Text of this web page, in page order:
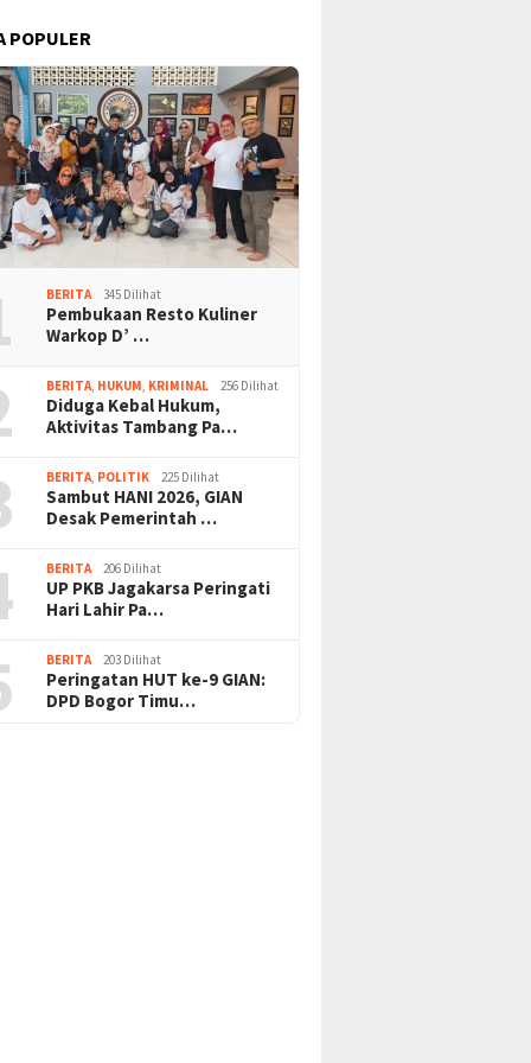
POPULER
BERITA 345 Dilihat
Pembukaan Resto Kuliner
Warkop D’ …
BERITA, HUKUM, KRIMINAL 256 Dilihat
Diduga Kebal Hukum,
Aktivitas Tambang Pa…
BERITA, POLITIK 225 Dilihat
Sambut HANI 2026, GIAN
Desak Pemerintah …
BERITA 206 Dilihat
UP PKB Jagakarsa Peringati
Hari Lahir Pa…
BERITA 203 Dilihat
Peringatan HUT ke-9 GIAN:
DPD Bogor Timu…